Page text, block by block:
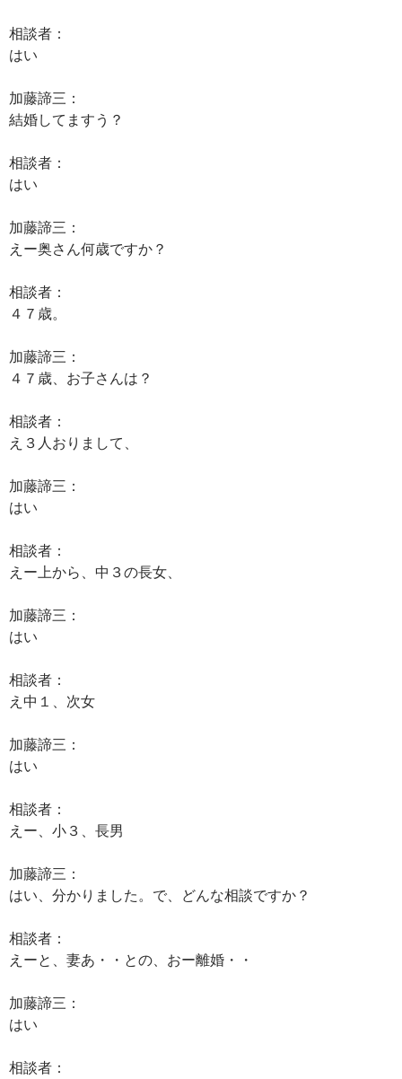
相談者：
はい
加藤諦三：
結婚してますう？
相談者：
はい
加藤諦三：
えー奥さん何歳ですか？
相談者：
４７歳。
加藤諦三：
４７歳、お子さんは？
相談者：
え３人おりまして、
加藤諦三：
はい
相談者：
えー上から、中３の長女、
加藤諦三：
はい
相談者：
え中１、次女
加藤諦三：
はい
相談者：
えー、小３、長男
加藤諦三：
はい、分かりました。で、どんな相談ですか？
相談者：
えーと、妻あ・・との、おー離婚・・
加藤諦三：
はい
相談者：